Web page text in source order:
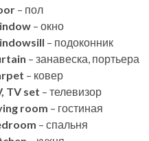
– пол
– окно
– подоконник
– занавеска, портьера
– ковер
TV set – телевизор
room – гостиная
– спальня